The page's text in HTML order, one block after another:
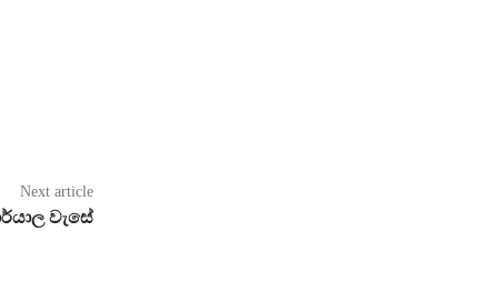
Next article
වැසේ